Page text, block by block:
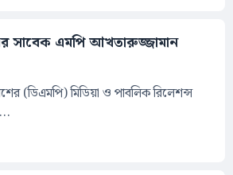
সাবেক এমপি আখতারুজ্জামান
(ডিএমপি) মিডিয়া ও পাবলিক রিলেশন্স